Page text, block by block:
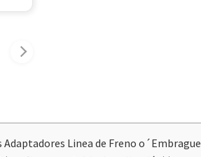
Linea de Freno